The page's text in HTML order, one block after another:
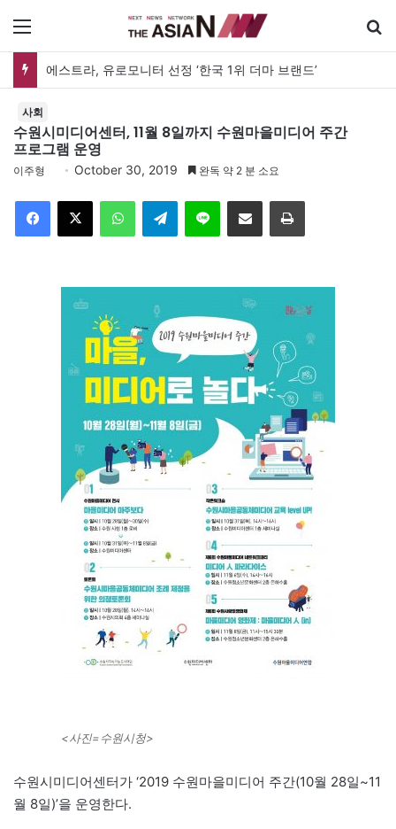
에스트라, 유로모니터 선정 ‘한국 1위 더마 브랜드’
사회
수원시미디어센터, 11월 8일까지 수원마을미디어 주간
프로그램 운영
이주형 October 30, 2019 완독 약 2 분 소요
Telegram 이메일
<사진=수원시청>
수원시미디어센터가 ‘2019 수원마을미디어 주간(10월 28일~11
월 8일)’을 운영한다.